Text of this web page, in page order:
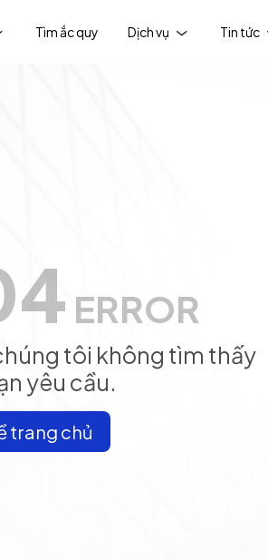
Tìm ắc quy Dịch vụ Tin tức
ERROR
tôi không tìm thấy
yêu cầu.
trang chủ